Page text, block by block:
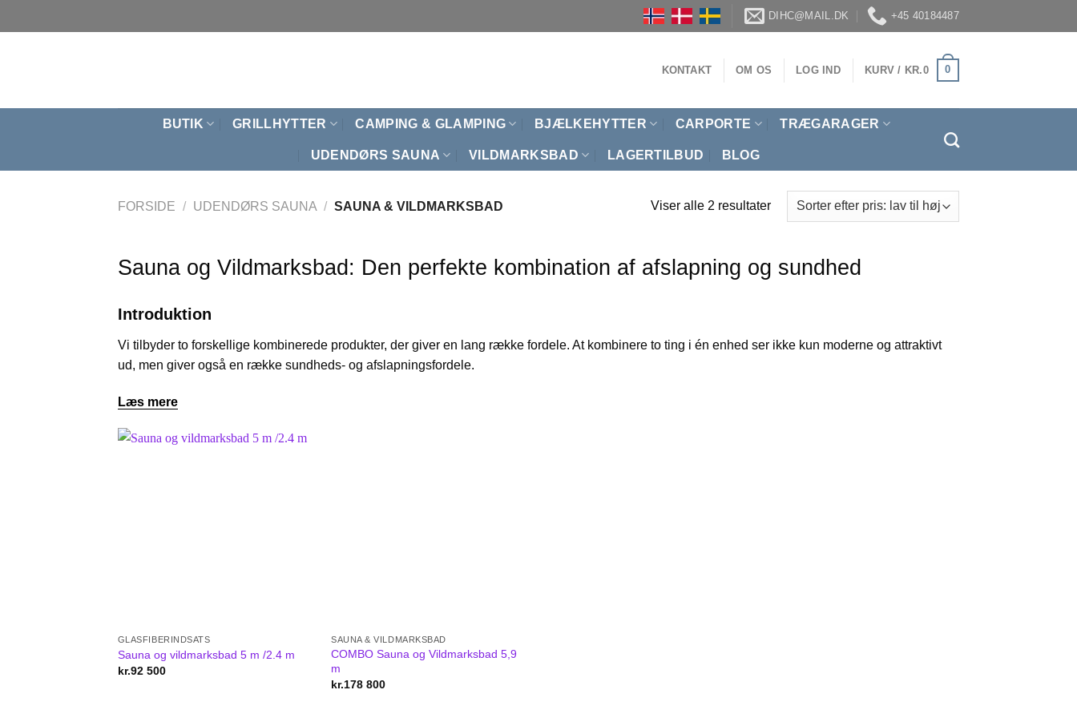
til
DIHC@MAIL.DK +45 40184487
KONTAKT OM OS LOG IND KURV / KR.0 0
BUTIK GRILLHYTTER CAMPING & GLAMPING BJÆLKEHYTTER CARPORTE TRÆGARAGER
UDENDØRS SAUNA VILDMARKSBAD LAGERTILBUD BLOG
FORSIDE / UDENDØRS SAUNA / SAUNA & VILDMARKSBAD Viser alle 2 resultater
Sauna og Vildmarksbad: Den perfekte kombination af afslapning og sundhed
Introduktion
Vi tilbyder to forskellige kombinerede produkter, der giver en lang række fordele. At kombinere to ting i én enhed ser ikke kun moderne og attraktivt
ud, men giver også en række sundheds- og afslapningsfordele.
Læs mere
GLASFIBERINDSATS
Sauna og vildmarksbad 5 m /2.4 m
kr.92 500
SAUNA & VILDMARKSBAD
COMBO Sauna og Vildmarksbad 5,9
m
kr.178 800